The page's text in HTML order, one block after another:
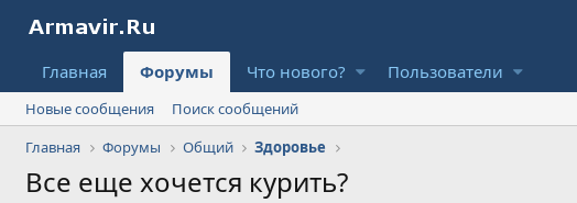
Главная Форумы Что нового? Пользователи
Новые сообщения
Поиск сообщений
Главная
Форумы Общий Здоровье
Все еще хочется курить?